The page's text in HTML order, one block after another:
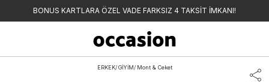
BONUS KARTLARA ÖZEL VADE FARKSIZ 4 TAKSİT İMKANI!
ERKEK/ GİYİM/ Mont & Ceket